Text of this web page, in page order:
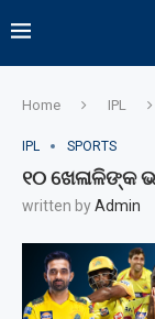
Home IPL
IPL SPORTS
୧୦ ଖେଳାଳିଙ୍କ
written byAdmin